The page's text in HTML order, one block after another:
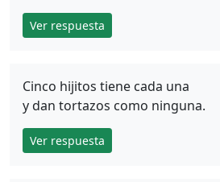
Ver respuesta
Cinco hijitos tiene cada una
y dan tortazos como ninguna.
Ver respuesta